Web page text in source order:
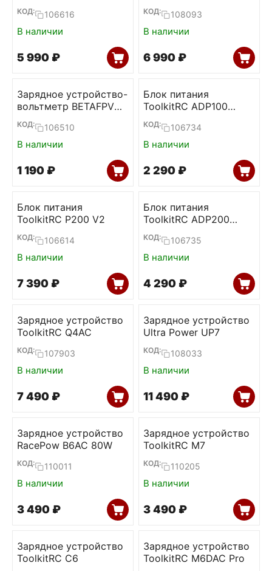
КОД: 106616
В наличии
5 990 ₽
КОД: 108093
В наличии
6 990 ₽
Зарядное устройство-
вольтметр BETAFPV
BT2.0
КОД: 106510
В наличии
1 190 ₽
Блок питания
ToolkitRC ADP100
100W 20V 5А
КОД: 106734
В наличии
2 290 ₽
Блок питания
ToolkitRC P200 V2
КОД: 106614
В наличии
7 390 ₽
Блок питания
ToolkitRC ADP200
200W 19,5V 10,3А
КОД: 106735
В наличии
4 290 ₽
Зарядное устройство
ToolkitRC Q4AC
КОД: 107903
В наличии
7 490 ₽
Зарядное устройство
Ultra Power UP7
КОД: 108033
В наличии
11 490 ₽
Зарядное устройство
RacePow B6AC 80W
КОД: 110011
В наличии
3 490 ₽
Зарядное устройство
ToolkitRC M7
КОД: 110205
В наличии
3 490 ₽
Зарядное устройство
ToolkitRC C6
Зарядное устройство
ToolkitRC M6DAC Pro